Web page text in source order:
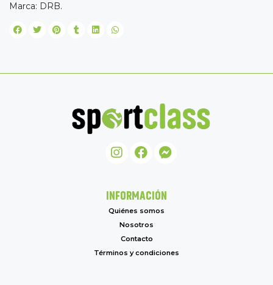
Marca: DRB.
INFORMACIÓN
Quiénes somos
Nosotros
Contacto
Términos y condiciones